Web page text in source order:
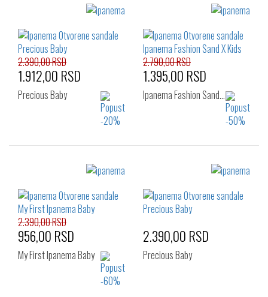
Izaberi željeni broj:
33
34.5
Izaberi željeni broj:
Izaberi željeni broj:
24
25.5 27
2.390,00 RSD
1.912,00 RSD
Precious Baby
Izaberi željeni broj:
28.5
30
2.790,00 RSD
1.395,00 RSD
Ipanema Fashion Sand…
2.390,00 RSD
956,00 RSD
My First Ipanema Baby
2.390,00 RSD
Precious Baby